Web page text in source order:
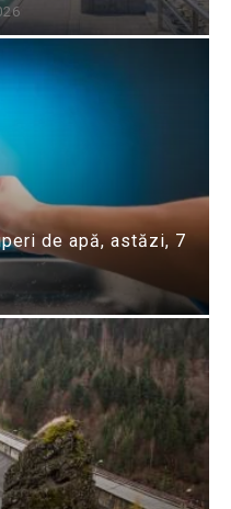
de apă, astăzi, 7